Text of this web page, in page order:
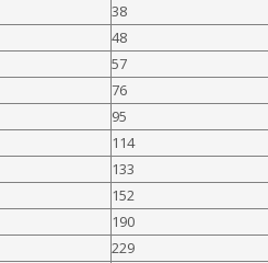
38
48
57
76
95
114
133
152
190
229